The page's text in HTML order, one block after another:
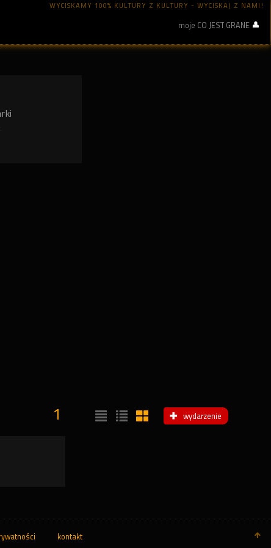
WYCISKAMY 100% KULTURY Z KULTURY - WYCISKAJ Z NAMI!
moje CO JEST GRANE
wydarzenie
1
kontakt